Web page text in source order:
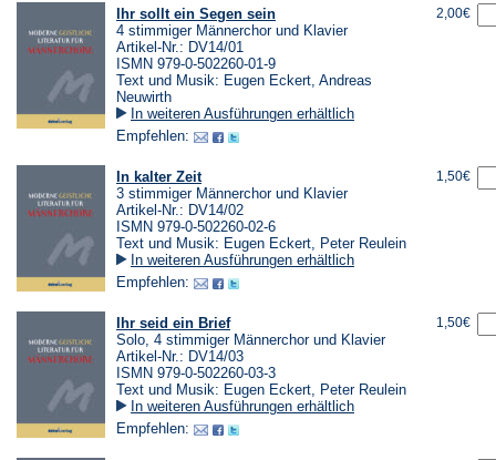
Ihr sollt ein Segen sein
4 stimmiger Männerchor und Klavier
Artikel-Nr.: DV14/01
ISMN 979-0-502260-01-9
Text und Musik: Eugen Eckert, Andreas
Neuwirth
In weiteren Ausführungen erhältlich
Empfehlen:
2,00€
In kalter Zeit
3 stimmiger Männerchor und Klavier
Artikel-Nr.: DV14/02
ISMN 979-0-502260-02-6
Text und Musik: Eugen Eckert, Peter Reulein
In weiteren Ausführungen erhältlich
Empfehlen:
1,50€
Ihr seid ein Brief
Solo, 4 stimmiger Männerchor und Klavier
Artikel-Nr.: DV14/03
ISMN 979-0-502260-03-3
Text und Musik: Eugen Eckert, Peter Reulein
In weiteren Ausführungen erhältlich
Empfehlen:
1,50€